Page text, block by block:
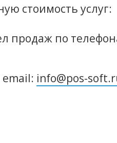
стоимость услуг:
продаж по
info@pos-